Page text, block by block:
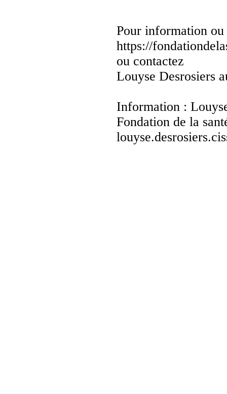
Pour information
https://
ou contactez
Louyse Desrosiers
Information :
Fondation de la